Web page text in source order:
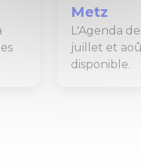
Metz
L'Agenda
juillet et
disponible.